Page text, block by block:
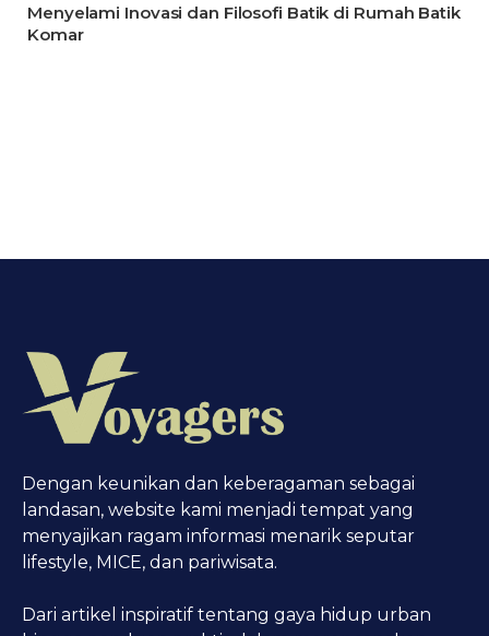
Menyelami Inovasi dan Filosofi Batik di Rumah Batik
Komar
Dengan keunikan dan keberagaman sebagai
landasan, website kami menjadi tempat yang
menyajikan ragam informasi menarik seputar
lifestyle, MICE, dan pariwisata.
Dari artikel inspiratif tentang gaya hidup urban